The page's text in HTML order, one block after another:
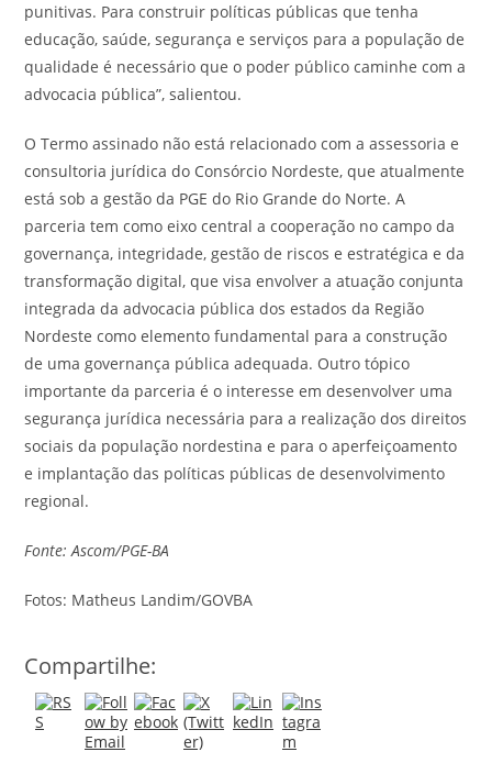
punitivas. Para construir políticas públicas que tenha
educação, saúde, segurança e serviços para a população de
qualidade é necessário que o poder público caminhe com a
advocacia pública”, salientou.
O Termo assinado não está relacionado com a assessoria e
consultoria jurídica do Consórcio Nordeste, que atualmente
está sob a gestão da PGE do Rio Grande do Norte. A
parceria tem como eixo central a cooperação no campo da
governança, integridade, gestão de riscos e estratégica e da
transformação digital, que visa envolver a atuação conjunta
integrada da advocacia pública dos estados da Região
Nordeste como elemento fundamental para a construção
de uma governança pública adequada. Outro tópico
importante da parceria é o interesse em desenvolver uma
segurança jurídica necessária para a realização dos direitos
sociais da população nordestina e para o aperfeiçoamento
e implantação das políticas públicas de desenvolvimento
regional.
Fonte: Ascom/PGE-BA
Fotos: Matheus Landim/GOVBA
Compartilhe: